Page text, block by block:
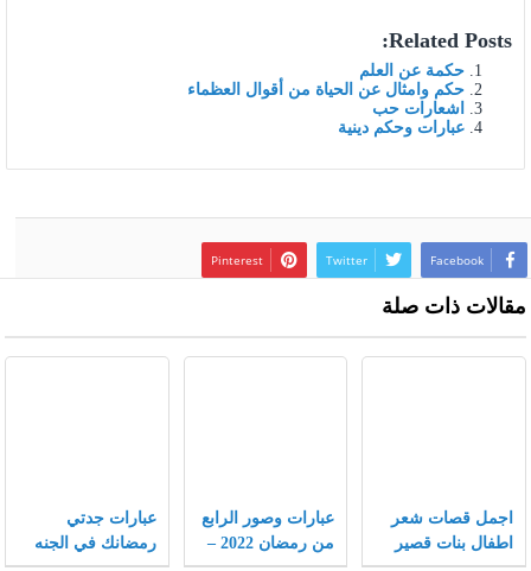
Related Posts:
حكمة عن العلم
حكم وامثال عن الحياة من أقوال العظماء
اشعارات حب
عبارات وحكم دينية
Facebook
Twitter
Pinterest
مقالات ذات صلة
اجمل قصات شعر
اطفال بنات قصير
عبارات وصور الرابع
من رمضان 2022 –
عبارات جدتي
رمضانك في الجنه